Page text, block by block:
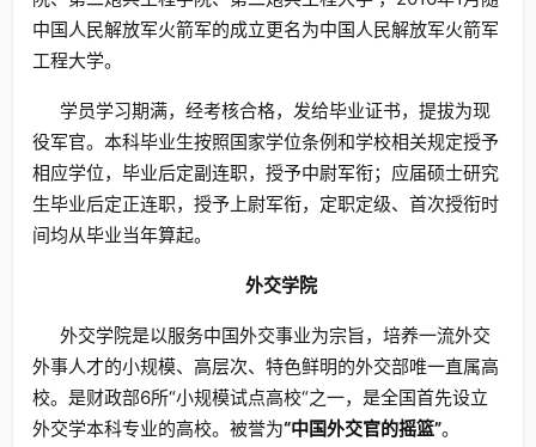
中国人民解放军火箭军的成立更名为中国人民解放军火箭军
工程大学。
学员学习期满，经考核合格，发给毕业证书，提拔为现
役军官。本科毕业生按照国家学位条例和学校相关规定授予
相应学位，毕业后定副连职，授予中尉军衔；应届硕士研究
生毕业后定正连职，授予上尉军衔，定职定级、首次授衔时
间均从毕业当年算起。
外交学院
外交学院是以服务中国外交事业为宗旨，培养一流外交
外事人才的小规模、高层次、特色鲜明的外交部唯一直属高
校。是财政部6所“小规模试点高校“之一，是全国首先设立
外交学本科专业的高校。被誉为“中国外交官的摇篮”。